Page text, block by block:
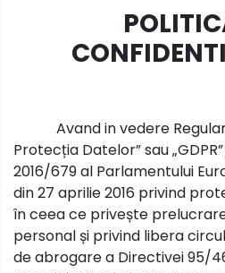
Avand in vedere
Protecția Datelor” sau
2016/679 al Parlamentului
din 27 aprilie 2016 privind
în ceea ce privește
personal și privind libera
de abrogare a Directivei 95/